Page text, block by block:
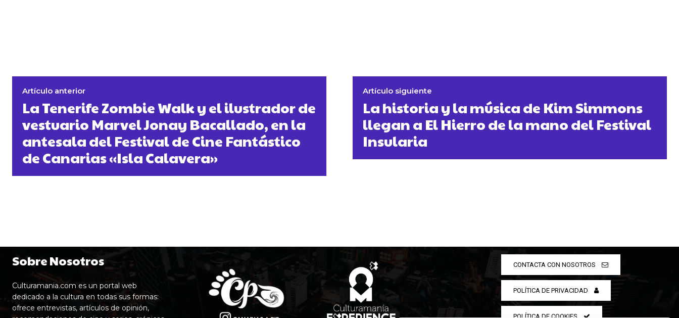
Artículo anterior
La Tenerife Zombie Walk y el ilustrador de
vestuario Marvel Jonay Bacallado, en la
antesala del Festival de Cine Fantástico
de Canarias «Isla Calavera»
Artículo siguiente
La historia y la música de Kim Simmons
llegan a El Hierro de la mano del Festival
Insularia
Sobre Nosotros
Culturamania.com es un portal web
dedicado a la cultura en todas sus formas:
ofrece entrevistas, artículos de opinión,
CONTACTA CON NOSOTROS
POLÍTICA DE PRIVACIDAD
POLÍTICA DE COOKIES